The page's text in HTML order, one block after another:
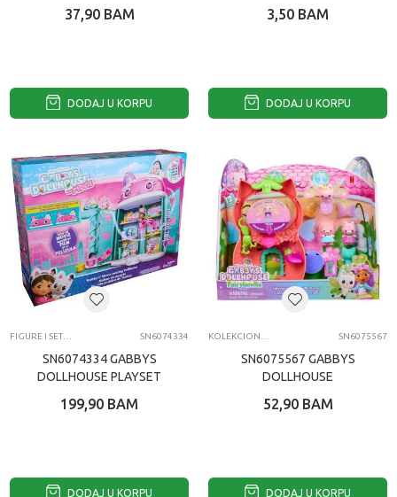
37,90 BAM
DODAJ U KORPU
3,50 BAM
DODAJ U KORPU
SN6074334
SN6074334 GABBYS
DOLLHOUSE PLAYSET
199,90 BAM
DODAJ U KORPU
SN6075567
SN6075567 GABBYS
DOLLHOUSE
SET
52,90 BAM
DODAJ U KORPU